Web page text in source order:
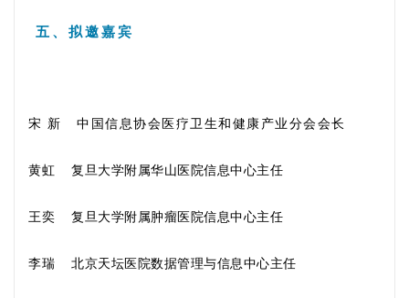
五、拟邀嘉宾
宋 新 中国信息协会医疗卫生和健康产业分会会长
黄虹 复旦大学附属华山医院信息中心主任
王奕 复旦大学附属肿瘤医院信息中心主任
李瑞 北京天坛医院数据管理与信息中心主任